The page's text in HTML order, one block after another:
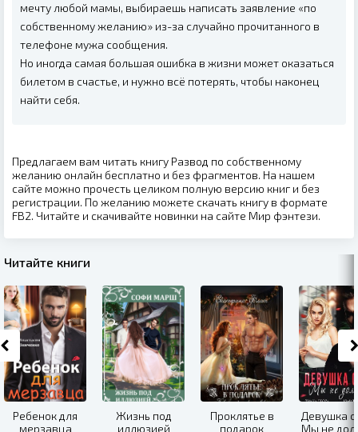
мечту любой мамы, выбираешь написать заявление «по
собственному желанию» из-за случайно прочитанного в
телефоне мужа сообщения.
Но иногда самая большая ошибка в жизни может оказаться
билетом в счастье, и нужно всё потерять, чтобы наконец
найти себя.
Предлагаем вам читать книгу Развод по собственному
желанию онлайн бесплатно и без фрагментов. На нашем
сайте можно прочесть целиком полную версию книг и без
регистрации. По желанию можете скачать книгу в формате
FB2. Читайте и скачивайте новинки на сайте Мир фэнтези.
Читайте книги
Ребенок для
мерзавца
Жизнь под
иллюзией
Проклятье в
подарок
Девушка
Мы не